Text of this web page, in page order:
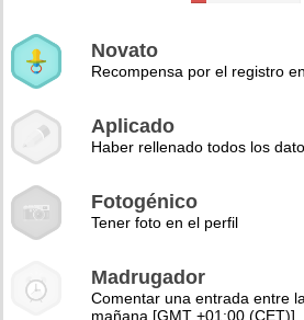
Novato
Recompensa por el registro
Aplicado
Haber rellenado todos los
Fotogénico
Tener foto en el perfil
Madrugador
Comentar una entrada entre
mañana [GMT +01:00 (CET)]